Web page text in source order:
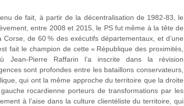
de fait, à partir de la décentralisation de 1982-83, le
entre 2008 et 2015, le PS fut même à la tête de
de 60 % des exécutifs départementaux, et d’une
fait le champion de cette « République des proximités,
Jean-Pierre Raffarin l’a inscrite dans la révision
sont profondes entre les bataillons conservateurs,
qui ont la même approche du territoire que la droite
rocardienne porteurs de transformations par les
à l’aise dans la culture clientéliste du territoire, qui